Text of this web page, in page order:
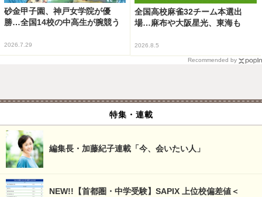
砂金甲子園、神戸女学院が優
勝…全国14校の中高生が腕競う
2026.7.29
全国高校麻雀32チーム本選出
場…麻布や大阪星光、東海も
2026.8.5
Recommended by
特集・連載
編集長・加藤紀子連載「今、会いたい人」
NEW!!【首都圏・中学受験】SAPIX 上位校偏差値＜